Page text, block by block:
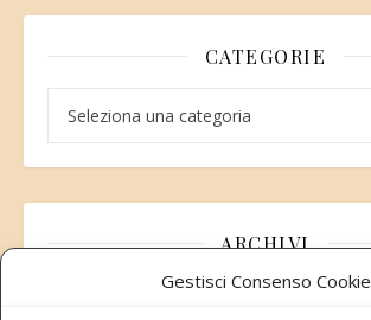
Gestisci Consenso Cookie
CATEGORIE
ARCHIVI